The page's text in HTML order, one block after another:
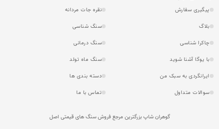
پیگیری سفارش
نقره جات مردانه
بلاگ
سنگ شناسی
چاکرا شناسی
سنگ درمانی
با یوگا آشنا شوید
سنگ ماه تولد
ایرانگردی به سبک من
دسته بندی ها
سوالات متداول
تماس با ما
گوهران شاپ بزرگترین مرجع فروش سنگ های قیمتی اصل